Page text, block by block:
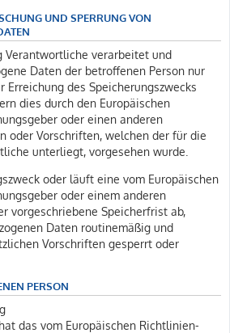
UND SPERRUNG VON P
Verantwortliche verarbeitet und
Daten der betroffenen Person nur
Erreichung des Speicherungszwecks
dies durch den Europäischen
oder einen anderen
oder Vorschriften, welchen der für die
unterliegt, vorgesehen wurde.
oder läuft eine vom Europäischen
oder einem anderen
vorgeschriebene Speicherfrist ab,
Daten routinemäßig und
Vorschriften gesperrt oder
PERSON
das vom Europäischen Richtlinien-